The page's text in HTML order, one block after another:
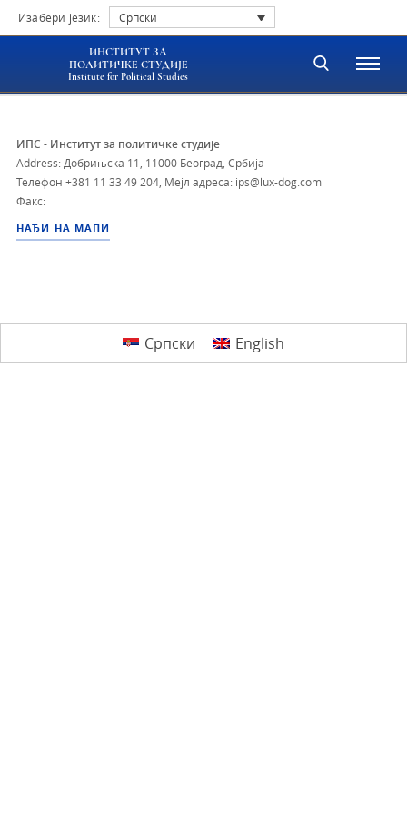
Изабери језик: Српски
ИНСТИТУТ ЗА
ПОЛИТИЧКЕ СТУДИЈЕ
Institute for Political Studies
ИПС - Институт за политичке студије
Address: Добрињска 11, 11000 Београд, Србија
Телефон +381 11 33 49 204 Мејл адреса: ips@lux-dog.com
Факс:
НАЂИ НА МАПИ
Српски English